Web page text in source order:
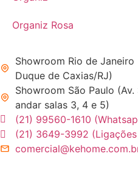
Organiz Rosa
Showroom Rio de
Duque de Caxias/RJ)
Showroom São Paulo
andar salas 3, 4 e 5)
(21) 99560-1610
(21) 3649-3992